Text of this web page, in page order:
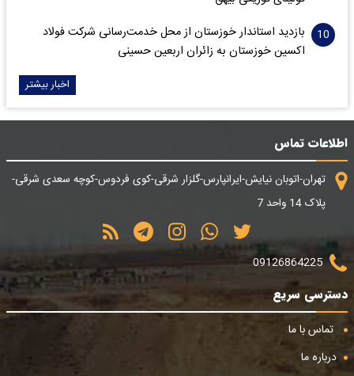
بازدید استاندار خوزستان از محل خدمت‌رسانی شرکت فولاد
اکسین خوزستان به زائران اربعین حسینی
اخبار بیشتر
اطلاعات تماس
تهران-اتوبان نیایش-ایرانپارس-گلزار شرقی-کوی فردوس-کوچه سعدی شرقی-
پلاک 14 واحد 7
09126864225
دسترسی سریع
تماس با ما
درباره ما